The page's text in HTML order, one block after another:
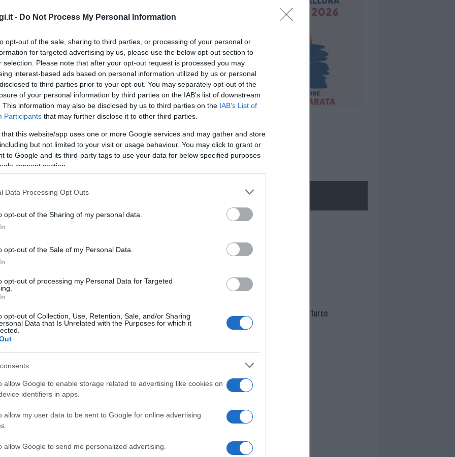
- Do Not Process My Personal Information
opt-out of the sale, sharing to third parties, or processing of your personal or
for targeted advertising by us, please use the below opt-out section to
selection. Please note that after your opt-out request is processed you may
interest-based ads based on personal information utilized by us or personal
to third parties prior to your opt-out. You may separately opt-out of the
of your personal information by third parties on the IAB’s list of downstream
This information may also be disclosed by us to third parties on the IAB’s List of
Participants that may further disclose it to other third parties.
that this website/app uses one or more Google services and may gather and store
but not limited to your visit or usage behaviour. You may click to grant or
to Google and its third-party tags to use your data for below specified purposes
consent section.
Data Processing Opt Outs
opt-out of the Sharing of my personal data.
opt-out of the Sale of my Personal Data.
opt-out of processing my Personal Data for Targeted
opt-out of Collection, Use, Retention, Sale, and/or Sharing
Data that Is Unrelated with the Purposes for which it
allow Google to enable storage related to advertising like cookies on
identifiers in apps.
allow my user data to be sent to Google for online advertising
allow Google to send me personalized advertising.
cliccandoqui
nella sezione Logindal menù del sito o
NECROLOGIE
Martina Agostina Diturco
I nostri cari
I nostri cari